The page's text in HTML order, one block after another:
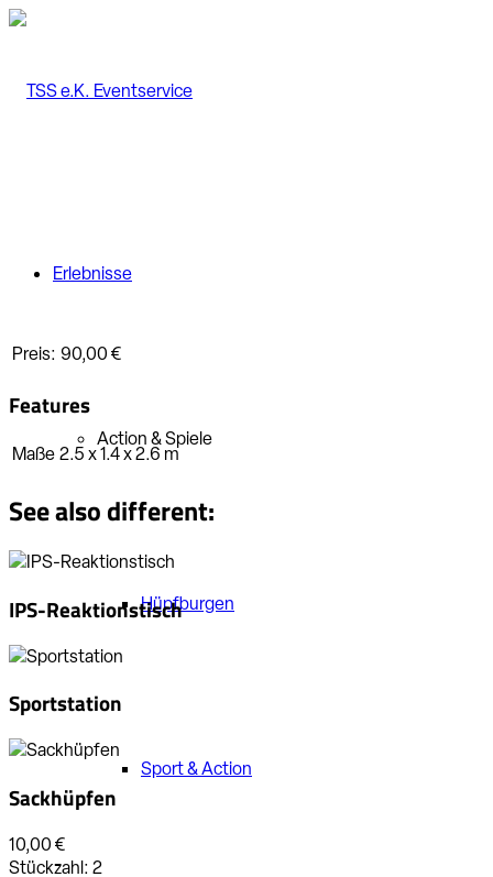
Erlebnisse
Action & Spiele
Hüpfburgen
Sport & Action
Preis: 90,00 €
Features
Maße2.5 x 1.4 x 2.6 m
See also different:
IPS-Reaktionstisch
Sportstation
Sackhüpfen
10,00 €
Stückzahl: 2